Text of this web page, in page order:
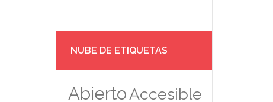
NUBE DE ETIQUETAS
AbiertoAccesible